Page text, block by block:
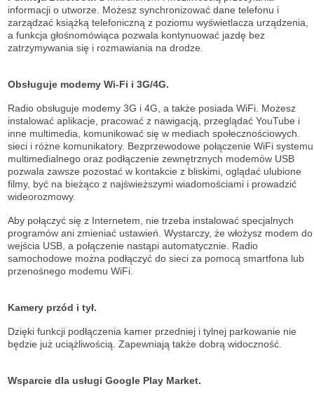
informacji o utworze. Możesz synchronizować dane telefonu i
zarządzać książką telefoniczną z poziomu wyświetlacza urządzenia,
a funkcja głośnomówiąca pozwala kontynuować jazdę bez
zatrzymywania się i rozmawiania na drodze.
Obsługuje modemy Wi-Fi i 3G/4G.
Radio obsługuje modemy 3G i 4G, a także posiada WiFi. Możesz
instalować aplikacje, pracować z nawigacją, przeglądać YouTube i
inne multimedia, komunikować się w mediach społecznościowych.
sieci i różne komunikatory. Bezprzewodowe połączenie WiFi systemu
multimedialnego oraz podłączenie zewnętrznych modemów USB
pozwala zawsze pozostać w kontakcie z bliskimi, oglądać ulubione
filmy, być na bieżąco z najświeższymi wiadomościami i prowadzić
wideorozmowy.
Aby połączyć się z Internetem, nie trzeba instalować specjalnych
programów ani zmieniać ustawień. Wystarczy, że włożysz modem do
wejścia USB, a połączenie nastąpi automatycznie. Radio
samochodowe można podłączyć do sieci za pomocą smartfona lub
przenośnego modemu WiFi.
Kamery przód i tył.
Dzięki funkcji podłączenia kamer przedniej i tylnej parkowanie nie
będzie już uciążliwością. Zapewniają także dobrą widoczność.
Wsparcie dla usługi Google Play Market.